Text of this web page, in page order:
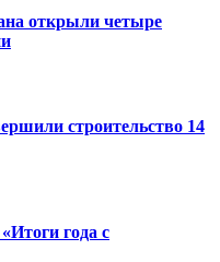
открыли четыре
строительство 14
года с